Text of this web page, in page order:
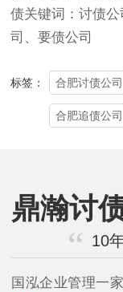
债关键词：讨债公
司、要债公司
标签： 合肥讨债公司
合肥追债公司
鼎瀚讨
10
国泓企业管理一